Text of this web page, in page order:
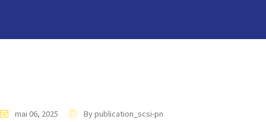
mai 06, 2025 By publication_scsi-pn